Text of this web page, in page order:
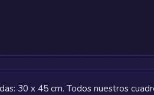
30 x 45 cm. Todos nuestros